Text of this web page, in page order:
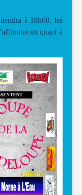
à 18h00, les
quant à